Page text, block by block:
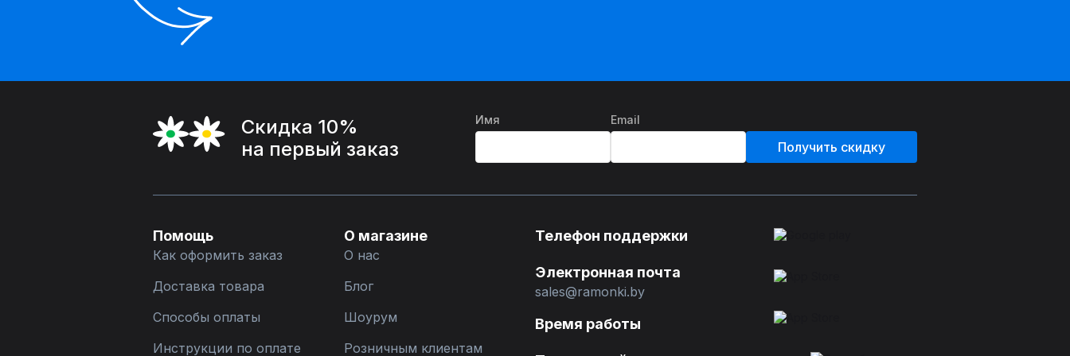
Скидка 10%
на первый заказ
Имя Email
Получить скидку
Помощь
Как оформить заказ
Доставка товара
Способы оплаты
Инструкции по оплате
О магазине
О нас
Блог
Шоурум
Розничным клиентам
Телефон поддержки
Электронная почта
sales@ramonki.by
Время работы